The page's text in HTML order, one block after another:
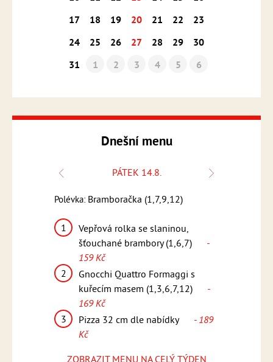
17
18 19 20 21 22
23
24
25 26 27 28 29
30
31
1 2 3 4 5 6
Dnešní menu
PÁTEK 14.8.
Polévka: Bramboračka (1,7,9,12)
1
Vepřová rolka se slaninou,
šťouchané brambory (1,6,7)
-
159 Kč
2
Gnocchi Quattro Formaggi s
kuřecím masem (1,3,6,7,12)
-
169 Kč
3
Pizza 32 cm dle nabídky
- 189
Kč